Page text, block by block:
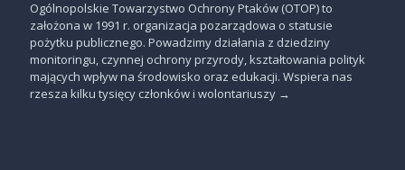
Ogólnopolskie Towarzystwo Ochrony Ptaków (OTOP) to
założona w 1991 r. organizacja pozarządowa o statusie
pożytku publicznego. Powadzimy działania z dziedziny
monitoringu, czynnej ochrony przyrody, kształtowania polityk
mających wpływ na środowisko oraz edukacji. Wspiera nas
rzesza kilku tysięcy członków i wolontariuszy →